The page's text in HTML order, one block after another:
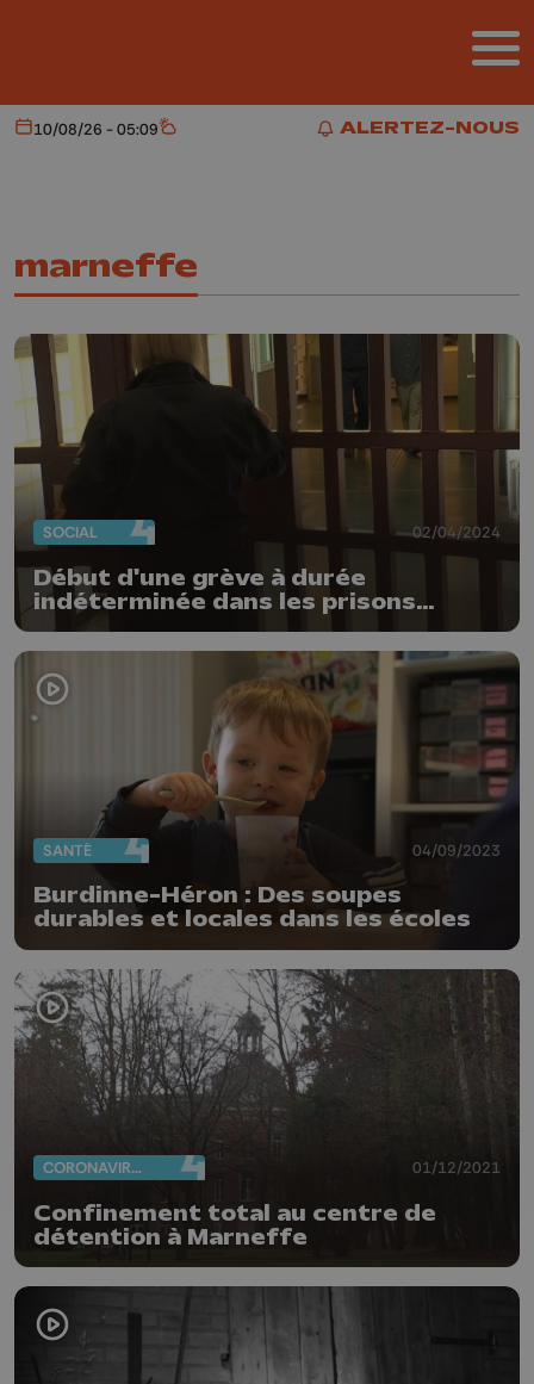
ALERTEZ-NOUS
ALERTEZ-NOUS
Aujourd'hui
10/08/26 - 05:09 Météo
marneffe
SOCIAL 02/04/2024
Début d'une grève à durée
indéterminée dans les prisons
belges
SANTÉ 04/09/2023
Burdinne-Héron : Des soupes
durables et locales dans les écoles
CORONAVIRUS 01/12/2021
Confinement total au centre de
détention à Marneffe